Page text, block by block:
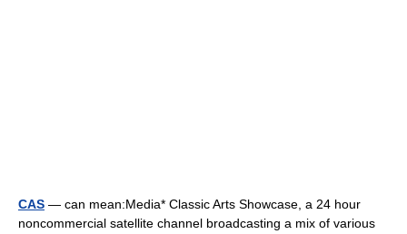
CAS — can mean:Media* Classic Arts Showcase, a 24 hour
noncommercial satellite channel broadcasting a mix of various